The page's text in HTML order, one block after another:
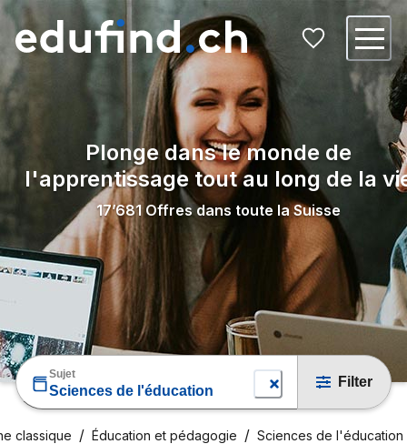
Plonge dans le monde de
l'apprentissage tout au long de la
17’681 Offres dans toute la Suisse
Sujet
Sciences de l'éducation
Filter
classique Éducation et pédagogie Sciences de l'éducation